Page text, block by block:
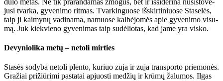
ju­si tvar­ka, gy­ve­ni­mo rit­mas. Tvar­kin­guo­se iš­skir­ti­niuo­se Sta­se­lės,
taip ji kai­my­nų va­di­na­ma, na­muo­se kal­bė­jo­mės apie gy­ve­ni­mo vi­su­
mą. Juk kiek­vie­no gy­ve­ni­mas taip su­dė­lio­tas, kad ja­me yra vis­ko.
De­vy­nio­li­ka me­tų – ne­to­li mir­ties
Sta­sės so­dy­ba ne­to­li plen­to, ku­riuo zu­ja ir zu­ja trans­por­to prie­mo­nės.
Gra­žiai pri­žiū­ri­mi pa­sta­tai ap­juos­ti me­džių ir krū­mų ža­lu­mos. Il­gas